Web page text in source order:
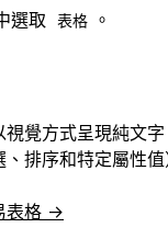
選取
表格 。
視覺方式呈現純文
、排序和特定屬性
表格 →